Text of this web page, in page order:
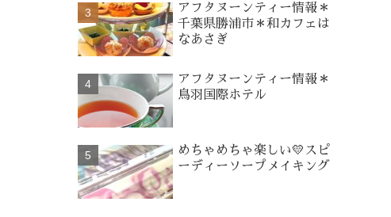
アフタヌーンティー情報＊
千葉県勝浦市＊和カフェは
なあさぎ
アフタヌーンティー情報＊
鳥羽国際ホテル
めちゃめちゃ楽しい💛スピ
ーディーソープメイキング